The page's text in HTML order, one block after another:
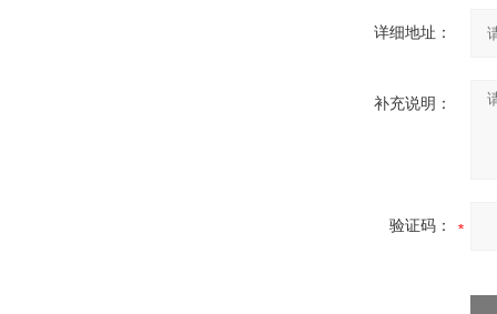
详细地址：
补充说明：
验证码：